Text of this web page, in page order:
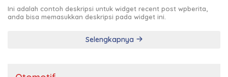
Ini adalah contoh deskripsi untuk widget recent post wpberita,
anda bisa memasukkan deskripsi pada widget ini.
Selengkapnya